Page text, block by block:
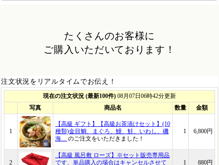
たくさんのお客様に
ご購入いただいております！
注文状況をリアルタイムでお伝え！